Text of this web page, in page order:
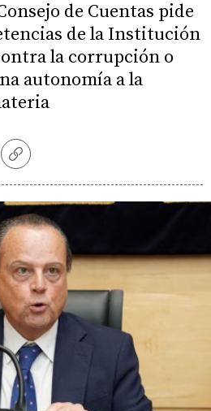
de Cuentas pide
de la Institución
la corrupción o
autonomía a la
Copiar